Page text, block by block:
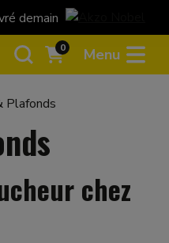
demain
Bancontact ou
0 Menu
Plafonds
chez